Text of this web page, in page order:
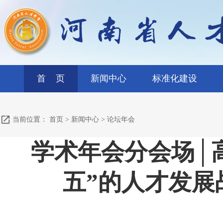
首 页 新闻中心 标准化建设
当前位置： 首页 > 新闻中心 > 论坛年会
学术年会分会场│
五”的人才发